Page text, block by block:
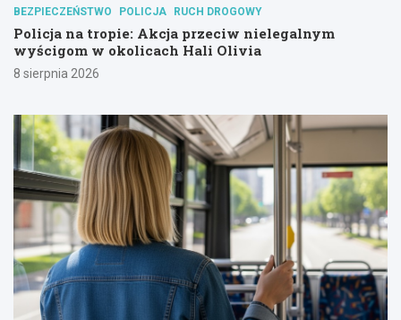
BEZPIECZEŃSTWO POLICJA RUCH DROGOWY
Policja na tropie: Akcja przeciw nielegalnym
wyścigom w okolicach Hali Olivia
8 sierpnia 2026